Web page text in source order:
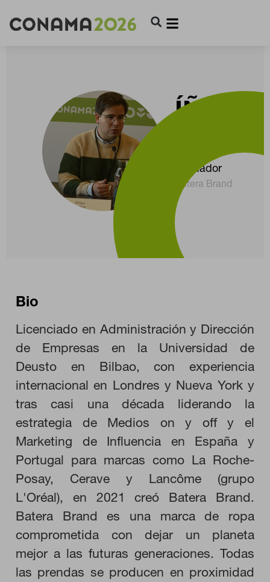
ÍÑIGO
Fundador
Batera Brand
Bio
Licenciado en Administración y Dirección
de Empresas en la Universidad de
Deusto en Bilbao, con experiencia
internacional en Londres y Nueva York y
tras casi una década liderando la
estrategia de Medios on y off y el
Marketing de Influencia en España y
Portugal para marcas como La Roche-
Posay, Cerave y Lancôme (grupo
L'Oréal), en 2021 creó Batera Brand.
Batera Brand es una marca de ropa
comprometida con dejar un planeta
mejor a las futuras generaciones. Todas
las prendas se producen en proximidad
CONFIGURACIÓN DE COOKIES
RECHAZAR TODO
HABILITAR TODO